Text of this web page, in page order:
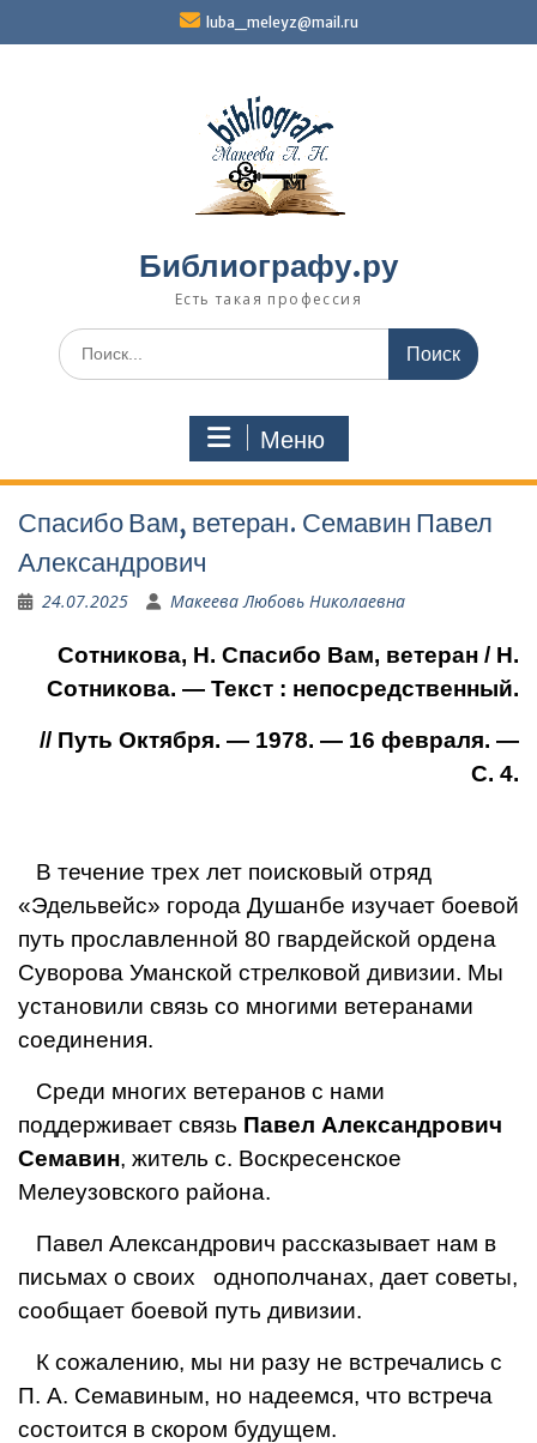
luba_meleyz@mail.ru
Библиографу.ру
Есть такая профессия
Поиск
по:
Меню
Спасибо Вам, ветеран. Семавин Па­вел
Александрович
24.07.2025 Макеева Любовь Николаевна
Сотникова, Н. Спасибо Вам, ветеран / Н.
Сотникова. — Текст : непосредственный.
// Путь Октября. — 1978. — 16 февраля. —
С. 4.
В течение трех лет поиско­вый отряд
«Эдельвейс» горо­да Душанбе изучает боевой
путь прославленной 80 гвар­дейской ордена
Суворова Уманской стрелковой дивизии. Мы
установили связь со мно­гими ветеранами
соединения.
Среди многих ветеранов с нами
поддерживает связь Па­вел Александрович
Семавин, житель с. Воскресенское
Мелеузовского района.
Павел Александрович рас­сказывает нам в
письмах о своих однополчанах, дает советы,
сообщает боевой путь дивизии.
К сожалению, мы ни разу не встречались с
П. А. Семавиным, но надеемся, что встреча
состоится в скором будущем.